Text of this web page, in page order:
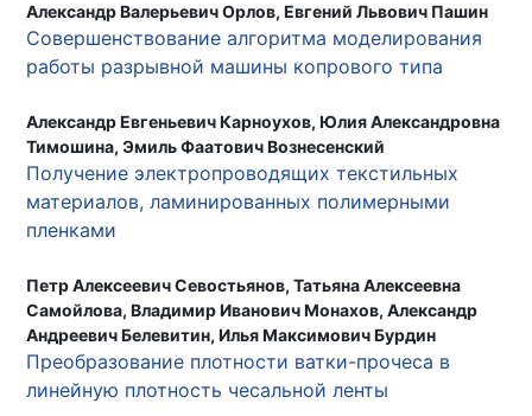
Александр Валерьевич Орлов, Евгений Львович Пашин
Совершенствование алгоритма моделирования
работы разрывной машины копрового типа
Александр Евгеньевич Карноухов, Юлия Александровна
Тимошина, Эмиль Фаатович Вознесенский
Получение электропроводящих текстильных
материалов, ламинированных полимерными
пленками
Петр Алексеевич Севостьянов, Татьяна Алексеевна
Самойлова, Владимир Иванович Монахов, Александр
Андреевич Белевитин, Илья Максимович Бурдин
Преобразование плотности ватки-прочеса в
линейную плотность чесальной ленты